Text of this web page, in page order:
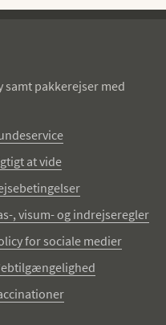
pakkerejser med
at vide
, visum- og indrejseregler
for sociale medier